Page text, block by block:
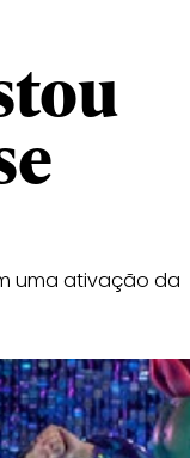
uma ativação da